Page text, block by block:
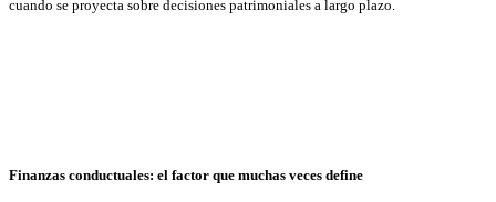
cuando se proyecta sobre decisiones patrimoniales a largo plazo.
Finanzas conductuales: el factor que muchas veces define